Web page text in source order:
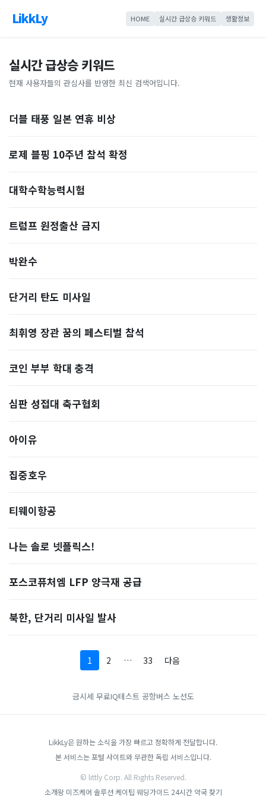
LikkLy HOME 실시간 급상승 키워드 생활정보
실시간 급상승 키워드
현재 사용자들의 관심사를 반영한 최신 검색어입니다.
더블 태풍 일본 연휴 비상
로제 블핑 10주년 참석 확정
대학수학능력시험
트럼프 원정출산 금지
박완수
단거리 탄도 미사일
최휘영 장관 꿈의 페스티벌 참석
코인 부부 학대 충격
심판 성접대 축구협회
아이유
집중호우
티웨이항공
나는 솔로 넷플릭스!
포스코퓨처엠 LFP 양극재 공급
북한, 단거리 미사일 발사
1 2 … 33 다음
금시세 무료IQ테스트 공항버스 노선도
LikkLy은 원하는 소식을 가장 빠르고 정확하게 전달합니다.
본 서비스는 포털 사이트와 무관한 독립 서비스입니다.
© littly Corp. All Rights Reserved.
소개왕 미즈케어 솔루션 케이팁 웨딩가이드 24시간 약국 찾기